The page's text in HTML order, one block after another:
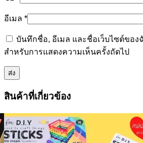
อีเมล *
บันทึกชื่อ, อีเมล และชื่อเว็บไซต์ของ
สำหรับการแสดงความเห็นครั้งถัดไป
สินค้าที่เกี่ยวข้อง